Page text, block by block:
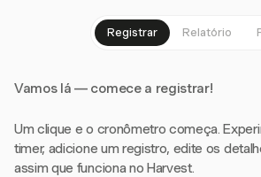
Registrar Relatório
Vamos lá — comece a registrar!
Um clique e o cronômetro começa.
timer, adicione um registro, edite os
assim que funciona no Harvest.